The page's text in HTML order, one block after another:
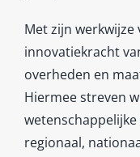
Met zijn werkwijze
innovatiekracht
overheden en
Hiermee streven
regionaal,